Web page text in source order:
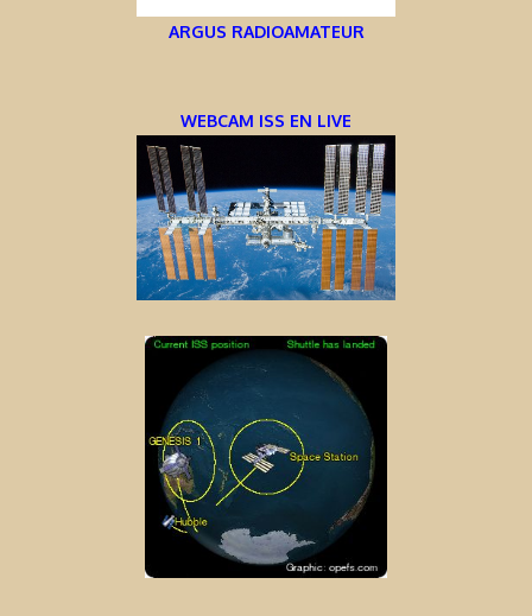
ARGUS RADIOAMATEUR
WEBCAM ISS EN LIVE